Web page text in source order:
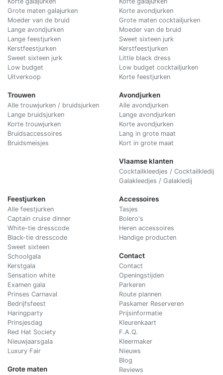
Grote maten galajurken
Moeder van de bruid
Lange avondjurken
Lange feestjurken
Kerstfeestjurken
Sweet sixteen jurk
Low budget
Uitverkoop
Trouwen
Alle trouwjurken / bruidsjurken
Lange bruidsjurken
Korte trouwjurken
Bruidsaccessoires
Bruidsmeisjes
Korte avondjurken
Grote maten cocktailjurken
Moeder van de bruid
Sweet sixteen jurk
Kerstfeestjurken
Little black dress
Low budget cocktailjurken
Korte feestjurken
Avondjurken
Alle avondjurken
Lange avondjurken
Korte avondjurken
Lang in grote maat
Kort in grote maat
Vlaamse klanten
Cocktailkleedjes / Cocktailkledij
Galakleedjes / Galakledij
Feestjurken
Alle feestjurken
Captain cruise dinner
White-tie dresscode
Black-tie dresscode
Sweet sixteen
Schoolgala
Kerstgala
Sensation white
Examen gala
Prinses Carnaval
Bedrijfsfeest
Haringparty
Prinsjesdag
Red Hat Society
Nieuwjaarsgala
Luxury Fair
Grote maten
Accessoires
Tasjes
Bolero's
Heren accessoires
Handige producten
Contact
Contact
Openingstijden
Parkeren
Route plannen
Paskamer Reserveren
Prijsinformatie
Kleurenkaart
F.A.Q.
Kleermaker
Nieuws
Blog
Reviews